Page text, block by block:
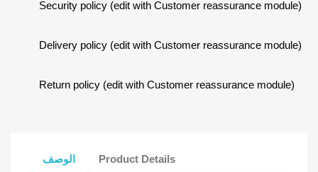
Security policy (edit with Customer reassurance module)
Delivery policy (edit with Customer reassurance module)
Return policy (edit with Customer reassurance module)
الوصف Product Details